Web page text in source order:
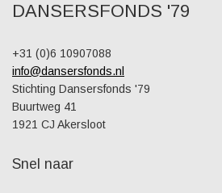
DANSERSFONDS '79
+31 (0)6 10907088
info@dansersfonds.nl
Stichting Dansersfonds '79
Buurtweg 41
1921 CJ Akersloot
Snel naar